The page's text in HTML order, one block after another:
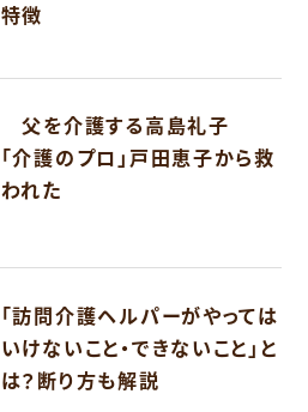
特徴
父を介護する高島礼子
「介護のプロ」戸田恵子から救
われた
「訪問介護ヘルパーがやっては
いけないこと・できないこと」と
は？断り方も解説